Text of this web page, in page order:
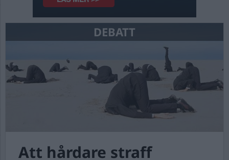
DEBATT
Att hårdare straff